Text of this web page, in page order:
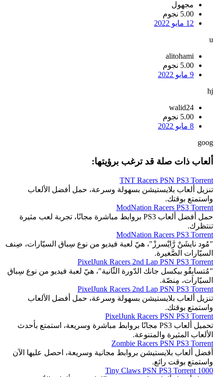
مجهول
5.00 نجوم
12 مايو 2022
u
alitohami
5.00 نجوم
9 مايو 2022
hj
walid24
5.00 نجوم
8 مايو 2022
goog
ألعاب ذات صلة قد ترغب برؤيتها:
TNT Racers PSN PS3 Torrent
تنزيل ألعاب بلايستيشن بسهولة وسرعة، حمل أفضل الألعاب
واستمتع بوقتك.
ModNation Racers PS3 Torrent
حمل أفضل ألعاب PS3 بروابط مباشرة مجانًا، تجربة لعب مثيرة
تنتظرك.
ModNation Racers PS3 Torrent
"مُود نايشَنْ رَّايْسرزْ"، هيّ لعبة فيديو من نوع سِباق السيّارات، صِنف
السيّارات الصَّغيرة.
PixelJunk Racers 2nd Lap PSN PS3 Torrent
"مُتسابِقُو بيكسل جانك الدّورة الثّانية"، هيّ لعبة فيديو من نوع سِباق
السيّارات، مِنصّة.
PixelJunk Racers 2nd Lap PSN PS3 Torrent
تنزيل ألعاب بلايستيشن بسهولة وسرعة، حمل أفضل الألعاب
واستمتع بوقتك.
PixelJunk Racers PSN PS3 Torrent
تحميل ألعاب PS3 مجانًا بروابط مباشرة وسريعة، استمتع بأحدث
الألعاب المثيرة والمتنوعة.
Zombie Racers PSN PS3 Torrent
أفضل ألعاب بلايستيشن بروابط مجانية وسريعة، احصل عليها الآن
واستمتع بوقت رائع.
1000 Tiny Claws PSN PS3 Torrent